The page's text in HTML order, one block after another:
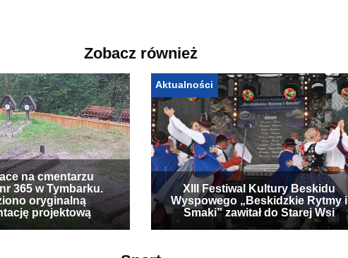
Zobacz również
na cmentarzu
365 w Tymbarku.
oryginalną
projektową
Aktualności
XIII Festiwal Kultury Beskidu
Wyspowego „Beskidzkie Rytmy i
Smaki” zawitał do Starej Wsi